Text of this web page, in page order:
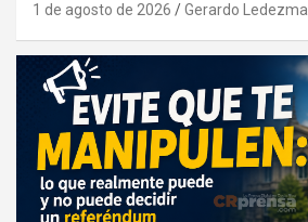
1 de agosto de 2026 Gerardo Ledezma